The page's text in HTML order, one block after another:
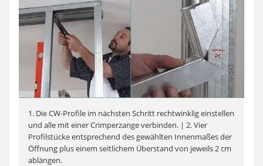
1. Die CW-Profile im nächsten Schritt rechtwinklig einstellen
und alle mit einer Crimperzange verbinden. | 2. Vier
Profilstücke entsprechend des gewählten Innenmaßes der
Öffnung plus einem seitlichem Überstand von jeweils 2 cm
ablängen.